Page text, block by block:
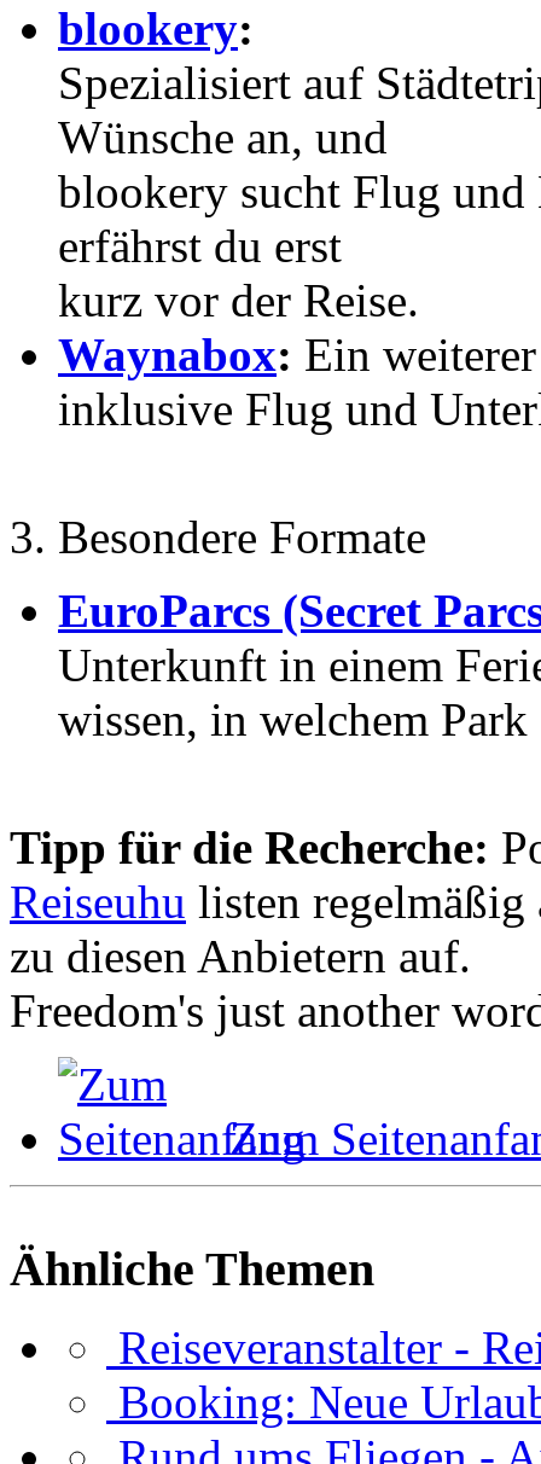
blookery:
Spezialisiert auf
Wünsche an, und
blookery sucht Flug
erfährst du erst
kurz vor der Reise.
Waynabox: Ein
inklusive Flug und
3. Besondere Formate
EuroParcs (Secret
Unterkunft in einem
wissen, in welchem Park
Tipp für die Recherche:
Reiseuhu listen regelmäßig
zu diesen Anbietern auf.
Freedom's just another
Zum
Ähnliche Themen
Reiseveranstalter -
Booking: Neue